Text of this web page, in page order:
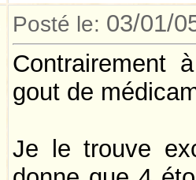
Posté le: 03/01/
Contrairement
gout de
Je le trouve